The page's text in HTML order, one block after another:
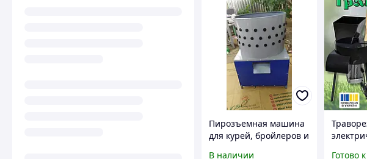
Пирозъемная машина
для курей, бройлеров и
В наличии Готово